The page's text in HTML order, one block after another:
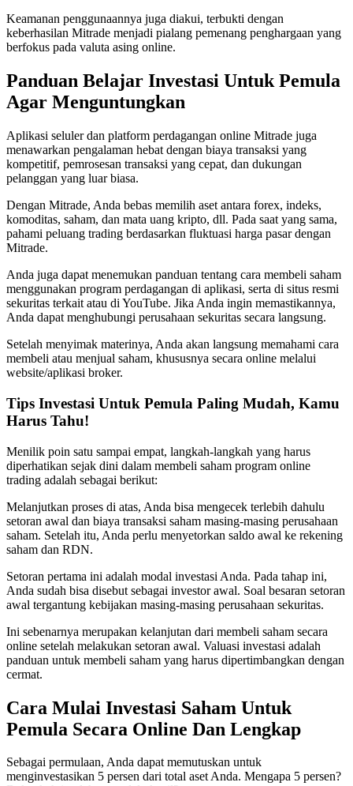
Keamanan penggunaannya juga diakui, terbukti dengan
keberhasilan Mitrade menjadi pialang pemenang penghargaan yang
berfokus pada valuta asing online.
Panduan Belajar Investasi Untuk Pemula
Agar Menguntungkan
Aplikasi seluler dan platform perdagangan online Mitrade juga
menawarkan pengalaman hebat dengan biaya transaksi yang
kompetitif, pemrosesan transaksi yang cepat, dan dukungan
pelanggan yang luar biasa.
Dengan Mitrade, Anda bebas memilih aset antara forex, indeks,
komoditas, saham, dan mata uang kripto, dll. Pada saat yang sama,
pahami peluang trading berdasarkan fluktuasi harga pasar dengan
Mitrade.
Anda juga dapat menemukan panduan tentang cara membeli saham
menggunakan program perdagangan di aplikasi, serta di situs resmi
sekuritas terkait atau di YouTube. Jika Anda ingin memastikannya,
Anda dapat menghubungi perusahaan sekuritas secara langsung.
Setelah menyimak materinya, Anda akan langsung memahami cara
membeli atau menjual saham, khususnya secara online melalui
website/aplikasi broker.
Tips Investasi Untuk Pemula Paling Mudah, Kamu
Harus Tahu!
Menilik poin satu sampai empat, langkah-langkah yang harus
diperhatikan sejak dini dalam membeli saham program online
trading adalah sebagai berikut:
Melanjutkan proses di atas, Anda bisa mengecek terlebih dahulu
setoran awal dan biaya transaksi saham masing-masing perusahaan
saham. Setelah itu, Anda perlu menyetorkan saldo awal ke rekening
saham dan RDN.
Setoran pertama ini adalah modal investasi Anda. Pada tahap ini,
Anda sudah bisa disebut sebagai investor awal. Soal besaran setoran
awal tergantung kebijakan masing-masing perusahaan sekuritas.
Ini sebenarnya merupakan kelanjutan dari membeli saham secara
online setelah melakukan setoran awal. Valuasi investasi adalah
panduan untuk membeli saham yang harus dipertimbangkan dengan
cermat.
Cara Mulai Investasi Saham Untuk
Pemula Secara Online Dan Lengkap
Sebagai permulaan, Anda dapat memutuskan untuk
menginvestasikan 5 persen dari total aset Anda. Mengapa 5 persen?